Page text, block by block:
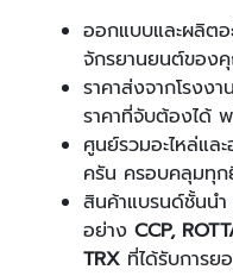
ออกแบบและผลิตอ
จักรยานยนต์ของ
ราคาส่งจากโรงง
ราคาที่จับต้องได้
ศูนย์รวมอะไหล่แ
ครัน ครอบคลุมทุก
สินค้าแบรนด์ชั้นนำ
อย่าง CCP,
TRX ที่ได้รับการย